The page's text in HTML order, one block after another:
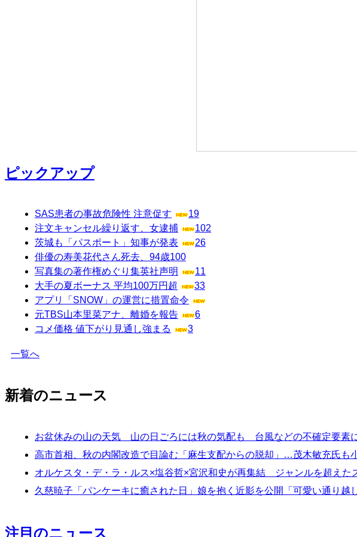
ピックアップ
SAS患者の事故危険性 注意促す
19
注文キャンセル繰り返す、女逮捕
102
茨城も「パスポート」知事が発表
26
俳優の寿美花代さん死去、94歳100
写真集の著作権めぐり集英社声明
11
大手の夏ボーナス 平均100万円超
33
アプリ「SNOW」の運営に措置命令
元TBS山本里菜アナ、離婚を報告
6
コメ価格 値下がり見通し強まる
3
一覧へ
新着のニュース
お盆休みの山の天気 山の日ごろには秋の気配も 台風などの不確定要素
高市首相、秋の内閣改造で目論む「麻生支配からの脱却」…茂木敏充氏も
オルケスタ・デ・ラ・ルス×塩谷哲×宮沢和史が再集結 ジャンルを超えた
久慈暁子「パンケーキに癒された日」娘を抱く近影を公開「可愛い通り越
注目のニュース